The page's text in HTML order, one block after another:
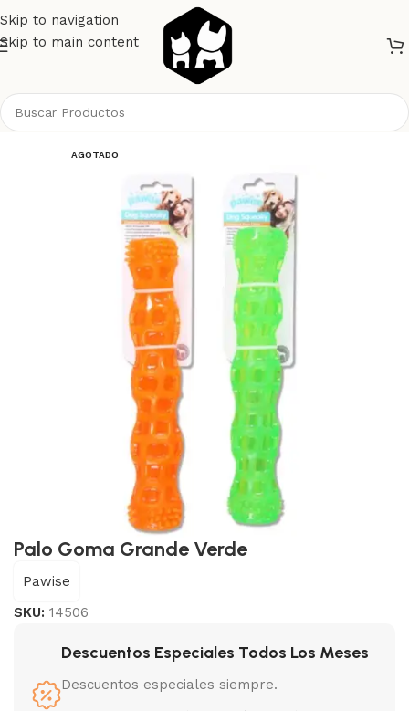
Skip to navigation
Skip to main content
AGOTADO
Palo Goma Grande Verde
Pawise
SKU: 14506
Descuentos Especiales Todos Los Meses
Descuentos especiales siempre.